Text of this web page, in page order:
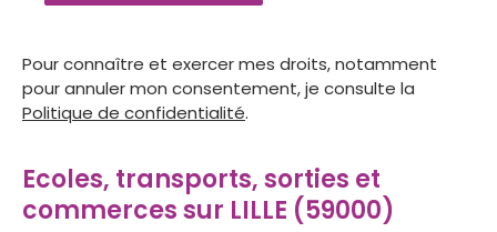
Pour connaître et exercer mes droits, notamment
pour annuler mon consentement, je consulte la
Politique de confidentialité.
Ecoles, transports, sorties et
commerces sur LILLE (59000)